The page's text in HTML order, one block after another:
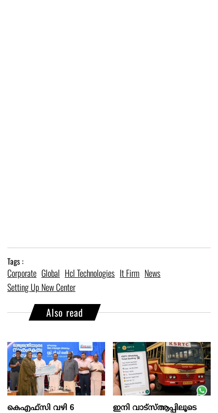
Tags :
Corporate Global Hcl Technologies It Firm News
Setting Up New Center
Also read
കെഎഫ്സി വഴി 6
ഇനി വാട്‌സ്ആപ്പിലൂടെ